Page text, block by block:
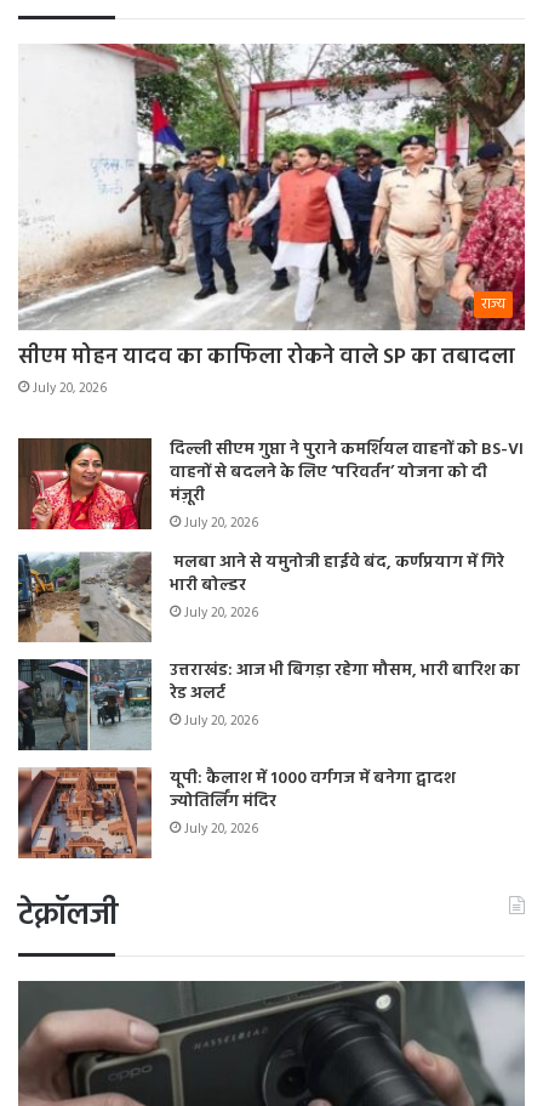
राज्य
सीएम मोहन यादव का काफिला रोकने वाले SP का तबादला
July 20, 2026
दिल्ली सीएम गुप्ता ने पुराने कमर्शियल वाहनों को BS-VI
वाहनों से बदलने के लिए ‘परिवर्तन’ योजना को दी
मंज़ूरी
July 20, 2026
मलबा आने से यमुनोत्री हाईवे बंद, कर्णप्रयाग में गिरे
भारी बोल्डर
July 20, 2026
उत्तराखंड: आज भी बिगड़ा रहेगा मौसम, भारी बारिश का
रेड अलर्ट
July 20, 2026
यूपी: कैलाश में 1000 वर्गगज में बनेगा द्वादश
ज्योतिर्लिंग मंदिर
July 20, 2026
टेक्नॉलजी